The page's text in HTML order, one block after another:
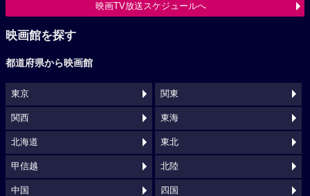
映画TV放送スケジュールへ
映画館を探す
都道府県から映画館
東京 関東
関西 東海
北海道 東北
甲信越 北陸
中国 四国